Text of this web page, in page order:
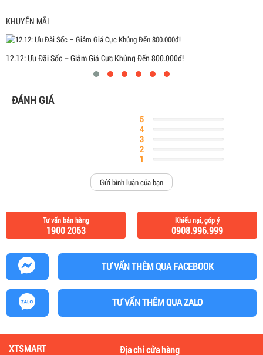
KHUYẾN MÃI
12.12: Ưu Đãi Sốc – Giảm Giá Cực Khủng Đến 800.000đ!
ĐÁNH GIÁ
5
4
3
2
1
Gửi bình luận của bạn
Tư vấn bán hàng
1900 2063
Khiếu nại, góp ý
0908.996.999
TƯ VẤN THÊM QUA FACEBOOK
TƯ VẤN THÊM QUA ZALO
XTSMART Địa chỉ cửa hàng